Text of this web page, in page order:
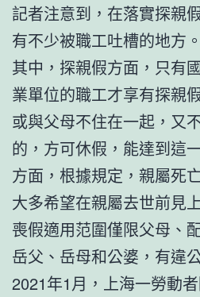
記者注意到，在落實探親
有不少被職工吐槽的地方。
其中，探親假方面，只有
業單位的職工才享有探親
或與父母不住在一起，又
的，方可休假，能達到這
方面，根據規定，親屬死
大多希望在親屬去世前見
喪假適用范圍僅限父母、
岳父、岳母和公婆，有違
2021年1月，上海一勞動